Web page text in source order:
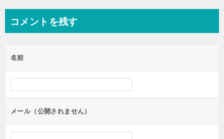
ビ
ー
シ
ン
コメントを残す
名前
メール（公開されません）